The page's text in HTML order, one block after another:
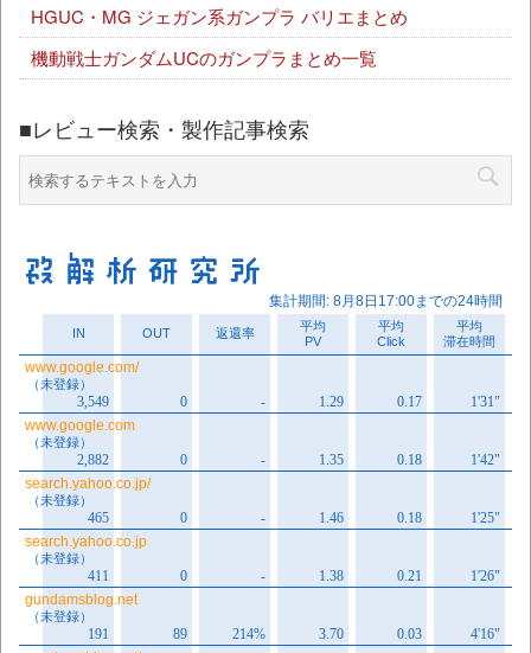
HGUC・MG ジェガン系ガンプラ バリエまとめ
機動戦士ガンダムUCのガンプラまとめ一覧
■レビュー検索・製作記事検索